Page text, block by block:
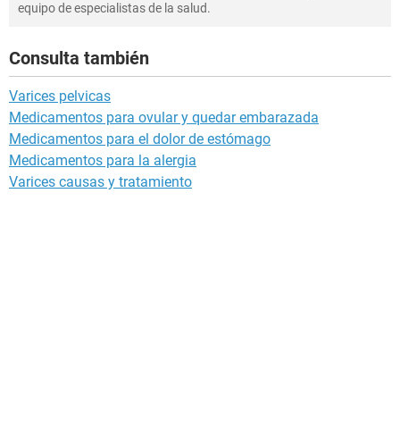
equipo de especialistas de la salud.
Consulta también
Varices pelvicas
Medicamentos para ovular y quedar embarazada
Medicamentos para el dolor de estómago
Medicamentos para la alergia
Varices causas y tratamiento